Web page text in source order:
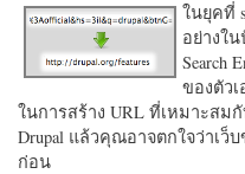
ในยุคที่
อย่างใ
Search
ของตัว
ในการสร้าง URL ที่เหมาะสมกั
Drupal แล้วคุณอาจตกใจว่าเ
ก่อน